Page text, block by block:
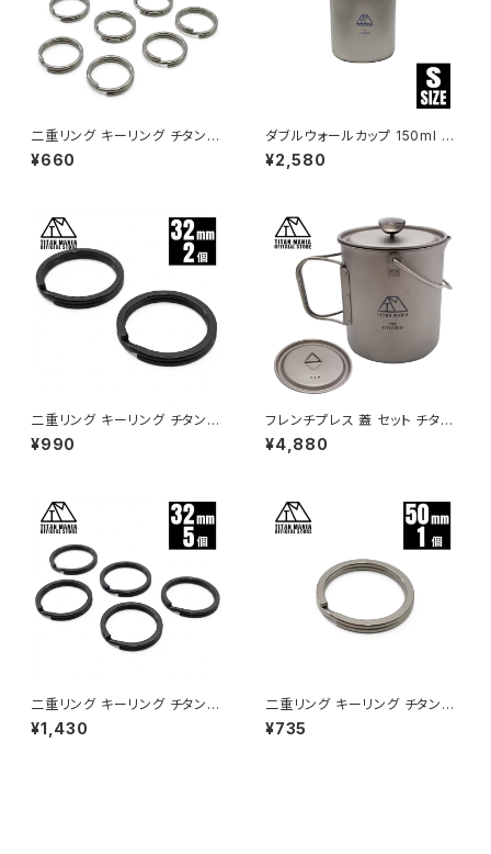
二重リング キーリング チタン製
8mm×10個 超軽量 頑丈 サビ
に強い 二重丸カン スプリットリ
¥660
ダブルウォールカップ 150ml S
サイズ チタン製 二重構造 超軽
量 頑丈 スタッキングマグ カップ
用品 収納袋付き
¥2,580
二重リング キーリング チタン製
ブラック 32mm×2個 超軽量 頑
丈 サビに強い 二重丸カン スプ
¥990
フレンチプレス 蓋 セット チタン
製 750ml 軽量 頑丈 直火 ベイ
ルハンドル付き コーヒー コーヒ
アウトドア キャンプ用品 収納袋
付き
¥4,880
二重リング キーリング チタン製
ブラック 32mm×5個 超軽量 頑
丈 サビに強い 二重丸カン スプ
¥1,430
二重リング キーリング チタン製
50mm×1個 超軽量 頑丈 サビ
に強い 二重丸カン スプリットリ
¥735